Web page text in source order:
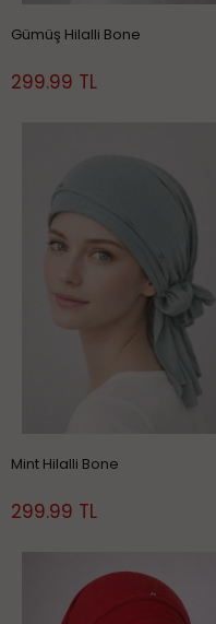
Gümüş Hilalli Bone
299.99 TL
Mint Hilalli Bone
299.99 TL